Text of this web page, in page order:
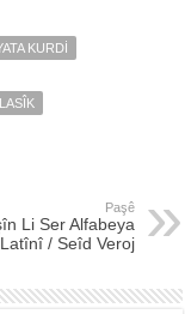
KURDI
Paşê
Li Ser Alfabeya
/ Seîd Veroj